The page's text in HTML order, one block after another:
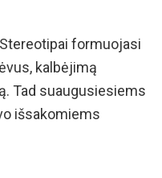
Stereotipai formuojasi
kalbėjimą
Tad suaugusiesiems
išsakomiems